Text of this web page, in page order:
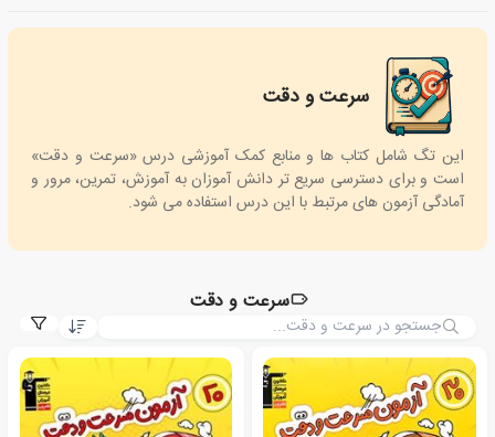
سرعت و دقت
speed-accuracy
این تگ شامل کتاب ها و منابع کمک آموزشی درس «سرعت و دقت»
است و برای دسترسی سریع تر دانش آموزان به آموزش، تمرین، مرور و
آمادگی آزمون های مرتبط با این درس استفاده می شود.
سرعت و دقت